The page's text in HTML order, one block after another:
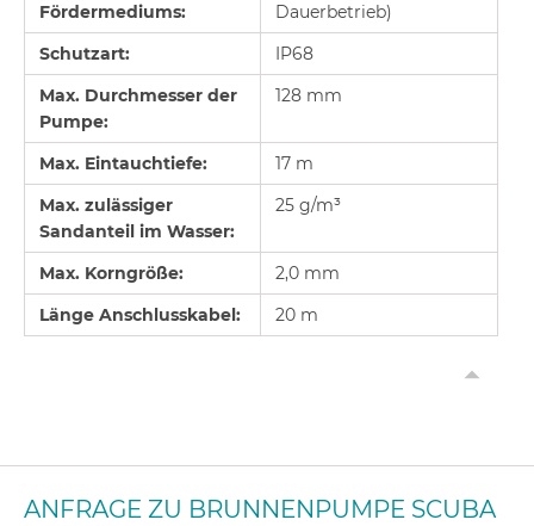
Fördermediums:
Dauerbetrieb)
Schutzart:
IP68
Max. Durchmesser der
Pumpe:
128 mm
Max. Eintauchtiefe:
17 m
Max. zulässiger
Sandanteil im Wasser:
25 g/m³
Max. Korngröße:
2,0 mm
Länge Anschlusskabel:
20 m
ANFRAGE ZU BRUNNENPUMPE SCUBA